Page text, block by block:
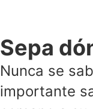
Sepa
Nunca se
importante